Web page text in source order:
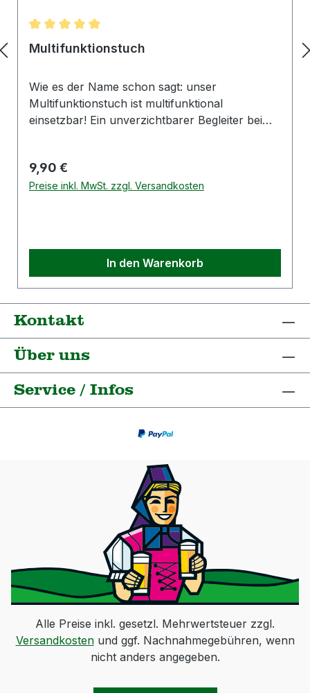
Durchschnittliche Bewertung von 5 von 5 Sternen
Multifunktionstuch
Wie es der Name schon sagt: unser
Multifunktionstuch ist multifunktional
einsetzbar! Ein unverzichtbarer Begleiter beim
Polyester Farbe: schwarz mit buntem Druck
Hersteller: Hümmer Werbung GmbHLengfelder
Regulärer Preis:
9,90 €
Preise inkl. MwSt. zzgl. Versandkosten
In den Warenkorb
Kontakt
Über uns
Service / Infos
Alle Preise inkl. gesetzl. Mehrwertsteuer zzgl.
Versandkostenund ggf. Nachnahmegebühren, wenn
nicht anders angegeben.